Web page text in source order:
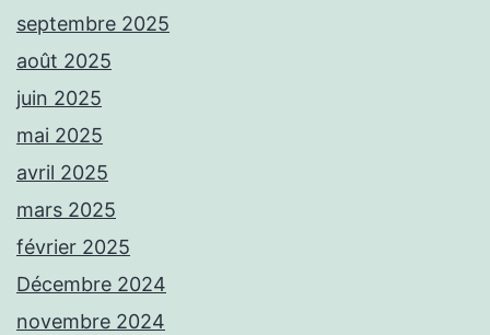
septembre 2025
août 2025
juin 2025
mai 2025
avril 2025
mars 2025
février 2025
Décembre 2024
novembre 2024